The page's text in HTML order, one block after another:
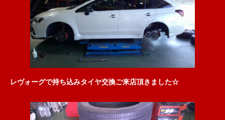
レヴォーグで持ち込みタイヤ交換ご来店頂きました☆